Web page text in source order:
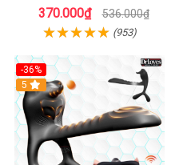
phấn
370.000₫ 536.000₫
(953)
-36%
Hot
5